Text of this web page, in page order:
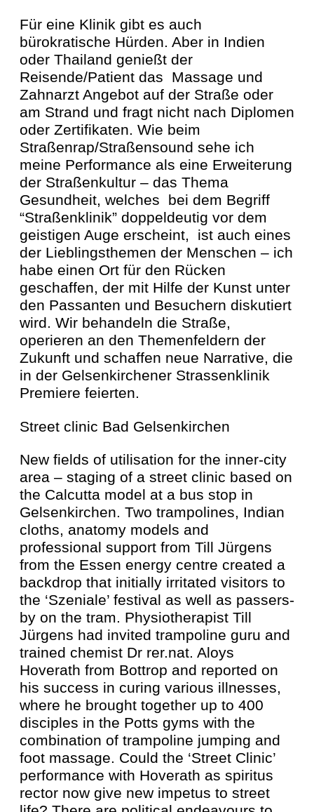
Für eine Klinik gibt es auch
bürokratische Hürden. Aber in Indien
oder Thailand genießt der
Reisende/Patient das Massage und
Zahnarzt Angebot auf der Straße oder
am Strand und fragt nicht nach Diplomen
oder Zertifikaten. Wie beim
Straßenrap/Straßensound sehe ich
meine Performance als eine Erweiterung
der Straßenkultur – das Thema
Gesundheit, welches bei dem Begriff
“Straßenklinik” doppeldeutig vor dem
geistigen Auge erscheint, ist auch eines
der Lieblingsthemen der Menschen – ich
habe einen Ort für den Rücken
geschaffen, der mit Hilfe der Kunst unter
den Passanten und Besuchern diskutiert
wird. Wir behandeln die Straße,
operieren an den Themenfeldern der
Zukunft und schaffen neue Narrative, die
in der Gelsenkirchener Strassenklinik
Premiere feierten.
Street clinic Bad Gelsenkirchen
New fields of utilisation for the inner-city
area – staging of a street clinic based on
the Calcutta model at a bus stop in
Gelsenkirchen. Two trampolines, Indian
cloths, anatomy models and
professional support from Till Jürgens
from the Essen energy centre created a
backdrop that initially irritated visitors to
the ‘Szeniale’ festival as well as passers-
by on the tram. Physiotherapist Till
Jürgens had invited trampoline guru and
trained chemist Dr rer.nat. Aloys
Hoverath from Bottrop and reported on
his success in curing various illnesses,
where he brought together up to 400
disciples in the Potts gyms with the
combination of trampoline jumping and
foot massage. Could the ‘Street Clinic’
performance with Hoverath as spiritus
rector now give new impetus to street